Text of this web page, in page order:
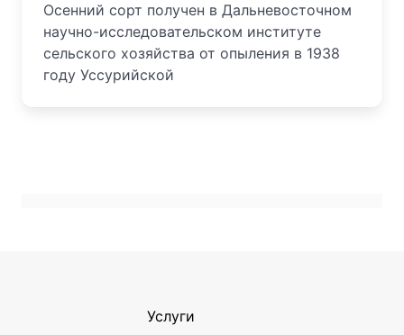
Осенний сорт получен в Дальневосточном
научно-исследовательском институте
сельского хозяйства от опыления в 1938
году Уссурийской
Услуги